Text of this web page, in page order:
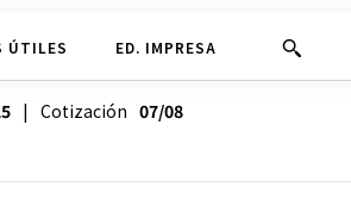
ÚTILES ED. IMPRESA
| Cotización 07/08